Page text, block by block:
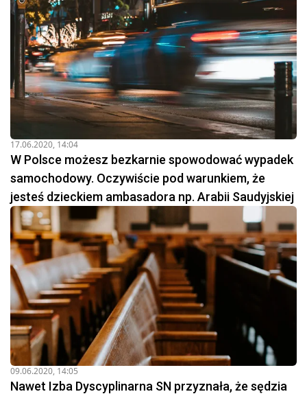
17.06.2020, 14:04
W Polsce możesz bezkarnie spowodować wypadek
samochodowy. Oczywiście pod warunkiem, że
jesteś dzieckiem ambasadora np. Arabii Saudyjskiej
09.06.2020, 14:05
Nawet Izba Dyscyplinarna SN przyznała, że sędzia